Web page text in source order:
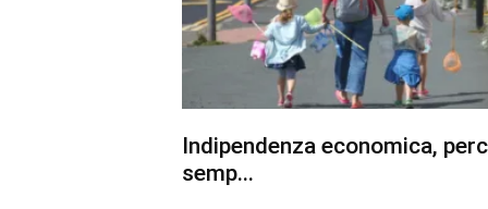
Indipendenza economica,
semp...